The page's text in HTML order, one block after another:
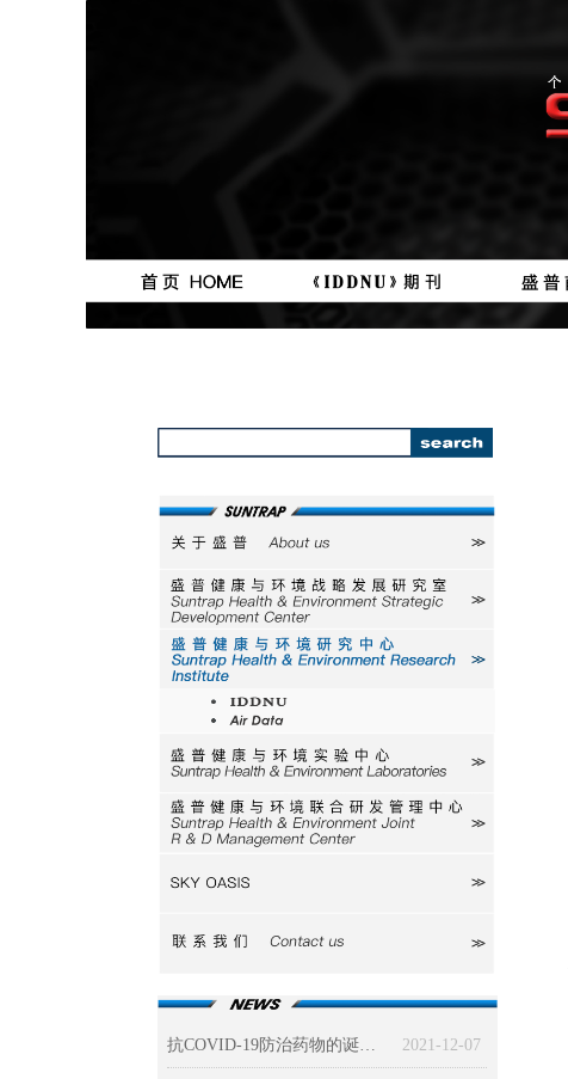
按钮 按钮
2021-12-07
抗COVID-19防治药物的诞生（一）
关于盛普
研究室
研究中心
实验中心
研发中心
联系我们
111111